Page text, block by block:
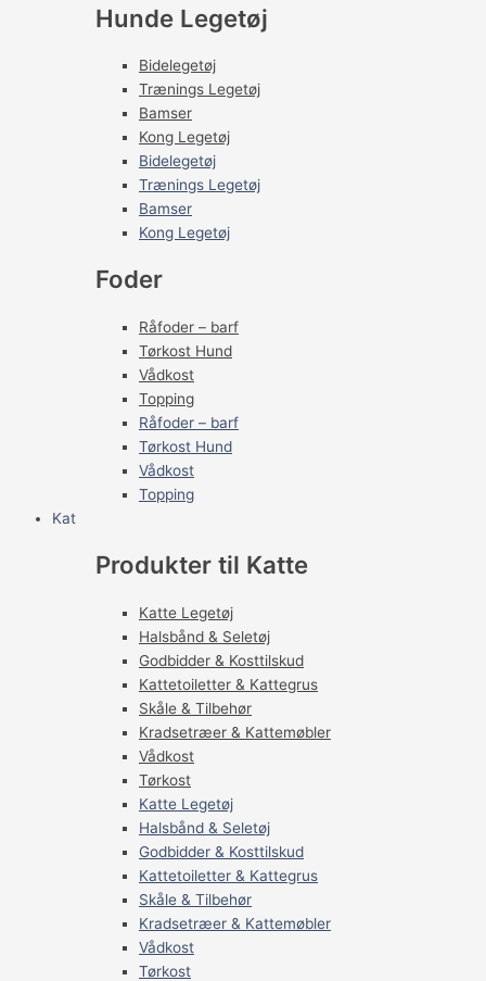
Hunde Legetøj
Bidelegetøj
Trænings Legetøj
Bamser
Kong Legetøj
Bidelegetøj
Trænings Legetøj
Bamser
Kong Legetøj
Foder
Råfoder – barf
Tørkost Hund
Vådkost
Topping
Råfoder – barf
Tørkost Hund
Vådkost
Topping
Kat
Produkter til Katte
Katte Legetøj
Halsbånd & Seletøj
Godbidder & Kosttilskud
Kattetoiletter & Kattegrus
Skåle & Tilbehør
Kradsetræer & Kattemøbler
Vådkost
Tørkost
Katte Legetøj
Halsbånd & Seletøj
Godbidder & Kosttilskud
Kattetoiletter & Kattegrus
Skåle & Tilbehør
Kradsetræer & Kattemøbler
Vådkost
Tørkost